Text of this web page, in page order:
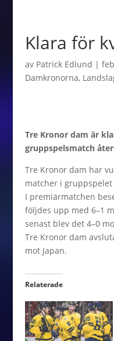
Klara för
av Patrick Edlund |
Damkronorna,
Tre Kronor dam är
gruppspelsmatch
Tre Kronor dam har
matcher i gruppspelet
I premiärmatchen
följdes upp med 6–1
senast blev det 4–0
Tre Kronor dam
mot Japan.
Relaterade